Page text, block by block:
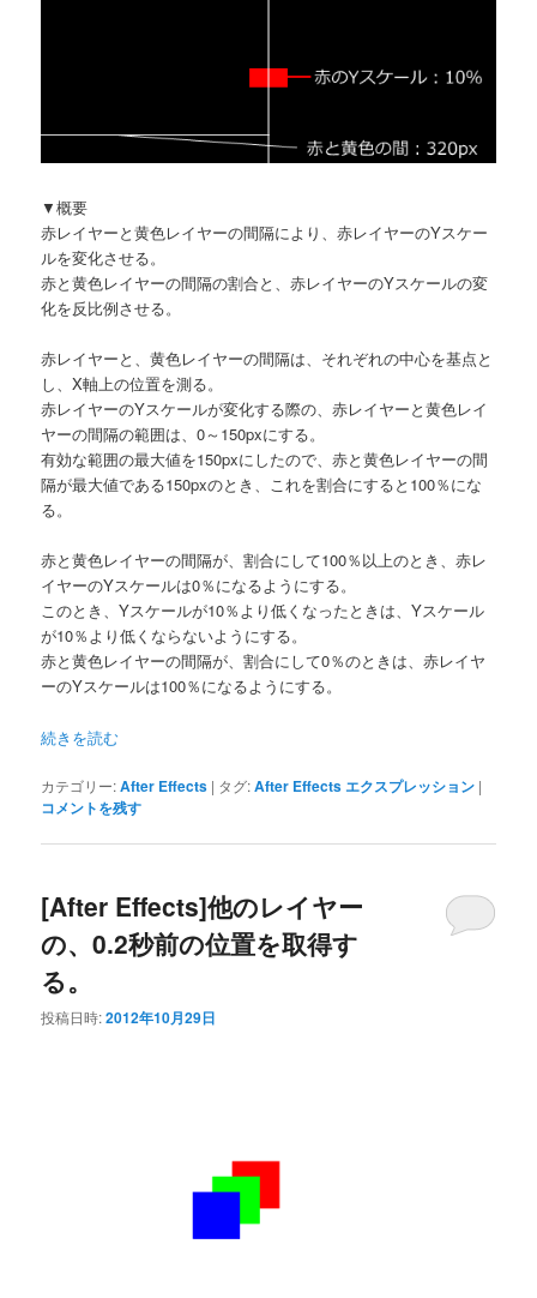
▼概要
赤レイヤーと黄色レイヤーの間隔により、赤レイヤーのYスケー
ルを変化させる。
赤と黄色レイヤーの間隔の割合と、赤レイヤーのYスケールの変
化を反比例させる。
赤レイヤーと、黄色レイヤーの間隔は、それぞれの中心を基点と
し、X軸上の位置を測る。
赤レイヤーのYスケールが変化する際の、赤レイヤーと黄色レイ
ヤーの間隔の範囲は、0～150pxにする。
有効な範囲の最大値を150pxにしたので、赤と黄色レイヤーの間
隔が最大値である150pxのとき、これを割合にすると100％にな
る。
赤と黄色レイヤーの間隔が、割合にして100％以上のとき、赤レ
イヤーのYスケールは0％になるようにする。
このとき、Yスケールが10％より低くなったときは、Yスケール
が10％より低くならないようにする。
赤と黄色レイヤーの間隔が、割合にして0％のときは、赤レイヤ
ーのYスケールは100％になるようにする。
続きを読む
カテゴリー:After Effects | タグ:After Effects エクスプレッション |
コメントを残す
[After Effects]他のレイヤー
の、0.2秒前の位置を取得す
る。
投稿日時:2012年10月29日